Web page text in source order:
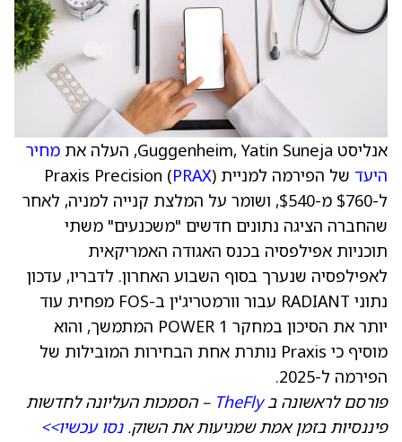
אנליסט Guggenheim, Yatin Suneja, העלה את
מחיר
היעד של הפירמה למניית Praxis Precision ( PRAX)
ל-$760 מ-$540, ושומר על המלצת קנייה למניה, לאחר
שהחברה הציגה נתונים חדשים "משכנעים" משתי
תוכניות אפילפסיה בכנס האגודה האמריקאית
לאפילפסיה שנערך בסוף השבוע האחרון. לדבריו, עדכון
נתוני RADIANT עבור וורמטריג'ין ב-FOS מפחית עוד
יותר את הסיכון במחקר POWER 1 המתמשך, והוא
מוסיף כי Praxis נותרת אחת הבחירות המובילות של
הפירמה ל-2025.
פורסם לראשונה בTheFly – הסמכות העליונה לחדשות
פיננסיות בזמן אמת שמניעות את השוק.נסו עכשיו>>